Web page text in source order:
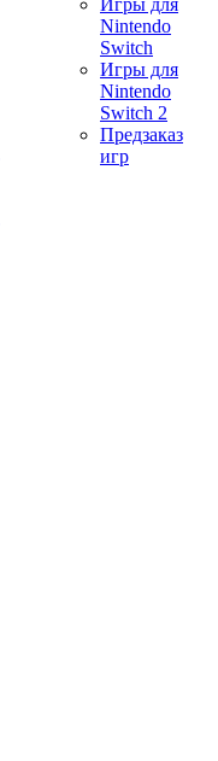
Игры для
Nintendo
Switch
Игры для
Nintendo
Switch 2
Предзаказ
игр